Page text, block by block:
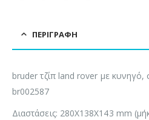
ΠΕΡΙΓΡΑΦΉ
bruder τζίπ land rover με κυνηγό,
br002587
Διαστάσεις: 280X138X143 mm